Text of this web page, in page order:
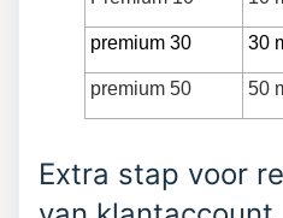
premium 30 30
premium 50 50
Extra stap voor